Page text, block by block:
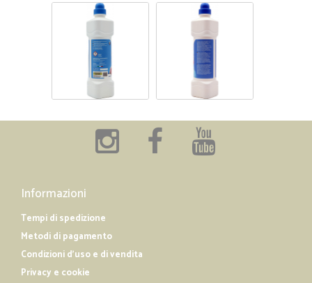
Informazioni
Tempi di spedizione
Metodi di pagamento
Condizioni d'uso e di vendita
Privacy e cookie